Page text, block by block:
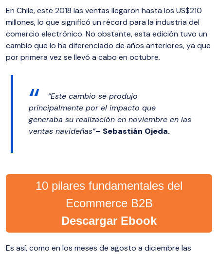
En Chile, este 2018 las ventas llegaron hasta los US$210
millones, lo que significó un récord para la industria del
comercio electrónico. No obstante, esta edición tuvo un
cambio que lo ha diferenciado de años anteriores, ya que
por primera vez se llevó a cabo en octubre.
“Este cambio se produjo
principalmente por el impacto que
generaba su realización en noviembre en las
ventas navideñas”– Sebastián Ojeda.
10 pilares fundamentales del
Ecommerce B2B
Descargar Ebook
Es así, como en los meses de agosto a diciembre las